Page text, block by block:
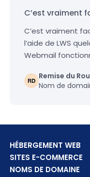
C’est vraiment
C’est vraiment
l’aide de LWS
Webmail
Remise du
Nom de
HÉBERGEMENT WEB
SITES E-COMMERCE
NOMS DE DOMAINE